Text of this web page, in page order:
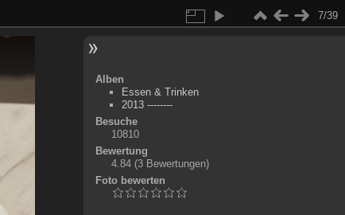
7/39
Alben
Essen & Trinken
2013 --------
Besuche
10810
Bewertung
4.84 (3 Bewertungen)
Foto bewerten